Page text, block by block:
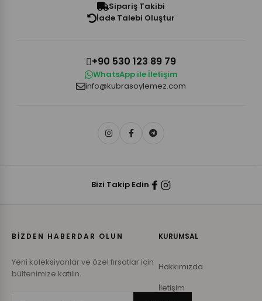
Sipariş Takibi
İade Talebi Oluştur
+90 530 123 89 79
WhatsApp ile İletişim
info@kubrasoylemez.com
Bizi Takip Edin
BİZDEN HABERDAR OLUN
Yeni koleksiyonlar ve özel fırsatlar için
bültenimize katılın.
KURUMSAL
Hakkımızda
İletişim